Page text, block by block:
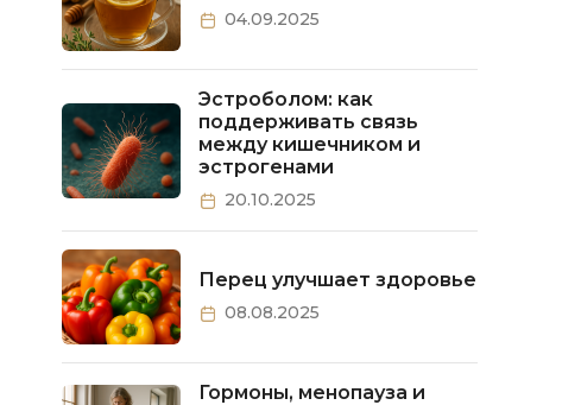
04.09.2025
Эстроболом: как
поддерживать связь
между кишечником и
эстрогенами
20.10.2025
Перец улучшает здоровье
08.08.2025
Гормоны, менопауза и